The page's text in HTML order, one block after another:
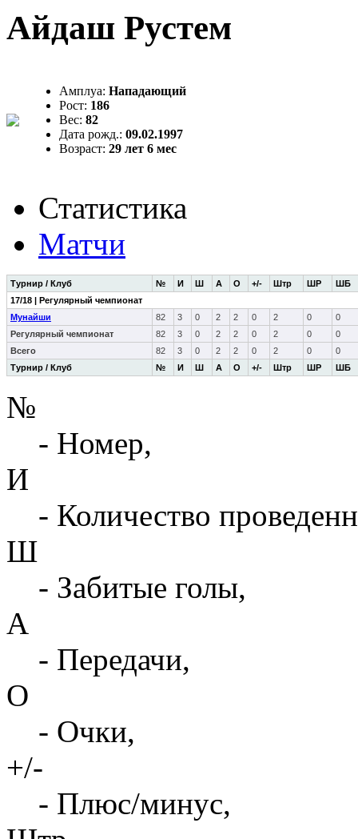
Айдаш Рустем
Амплуа: Нападающий
Рост: 186
Вес: 82
Дата рожд.: 09.02.1997
Возраст: 29 лет 6 мес
Статистика
Матчи
Турнир / Клуб № И Ш А О +/- Штр ШР ШБ
Турнир / Клуб № И Ш А О +/- Штр ШР ШБ
17/18 | Регулярный чемпионат
Мунайши
82 3 0 2 2 0 2 0
0
Регулярный чемпионат
82 3 0 2 2 0 2 0
0
Всего
82 3 0 2 2 0 2 0 0
№
- Номер,
И
- Количество
Ш
- Забитые голы,
А
- Передачи,
О
- Очки,
+/-
- Плюс/минус,